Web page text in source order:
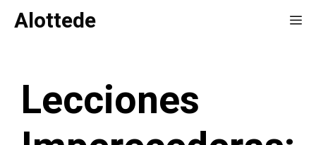
Saltar
Alottede
Lecciones